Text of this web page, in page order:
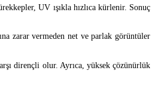
UV ışıkla hızlıca kürlenir. Sonuç
zarar vermeden net ve parlak görüntüler
dirençli olur. Ayrıca, yüksek çözünürlük